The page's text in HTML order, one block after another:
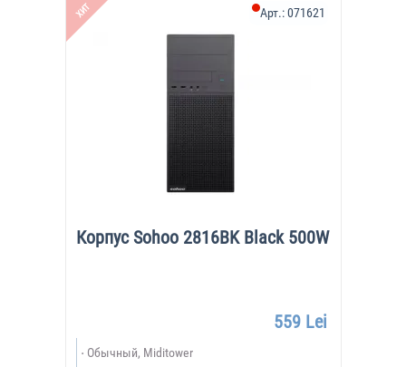
ХИТ
Корпус Sohoo 2816BK Black 500W
Арт.:071621
559 Lei
Обычный, Miditower